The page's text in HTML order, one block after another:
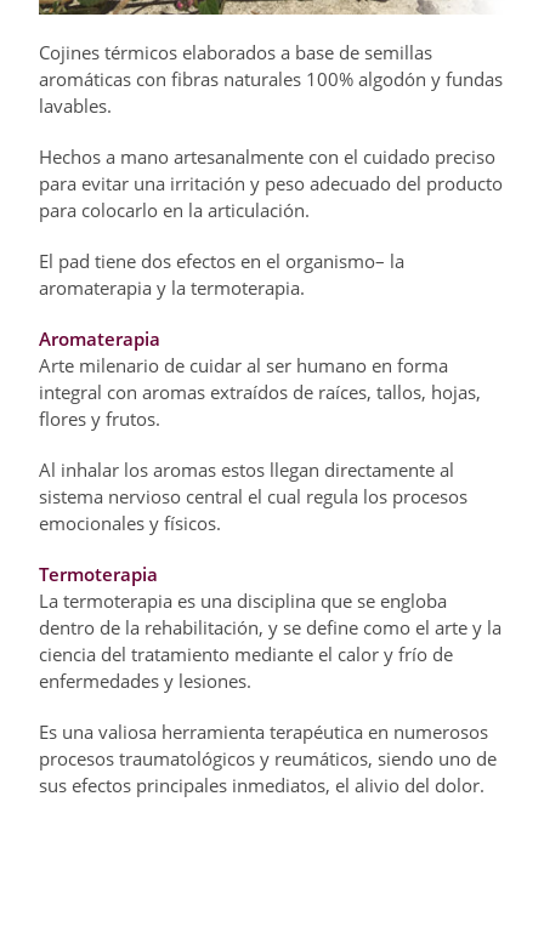
Cojines térmicos elaborados a base de semillas
aromáticas con fibras naturales 100% algodón y fundas
lavables.
Hechos a mano artesanalmente con el cuidado preciso
para evitar una irritación y peso adecuado del producto
para colocarlo en la articulación.
El pad tiene dos efectos en el organismo– la
aromaterapia y la termoterapia.
Aromaterapia
Arte milenario de cuidar al ser humano en forma
integral con aromas extraídos de raíces, tallos, hojas,
flores y frutos.
Al inhalar los aromas estos llegan directamente al
sistema nervioso central el cual regula los procesos
emocionales y físicos.
Termoterapia
La termoterapia es una disciplina que se engloba
dentro de la rehabilitación, y se define como el arte y la
ciencia del tratamiento mediante el calor y frío de
enfermedades y lesiones.
Es una valiosa herramienta terapéutica en numerosos
procesos traumatológicos y reumáticos, siendo uno de
sus efectos principales inmediatos, el alivio del dolor.